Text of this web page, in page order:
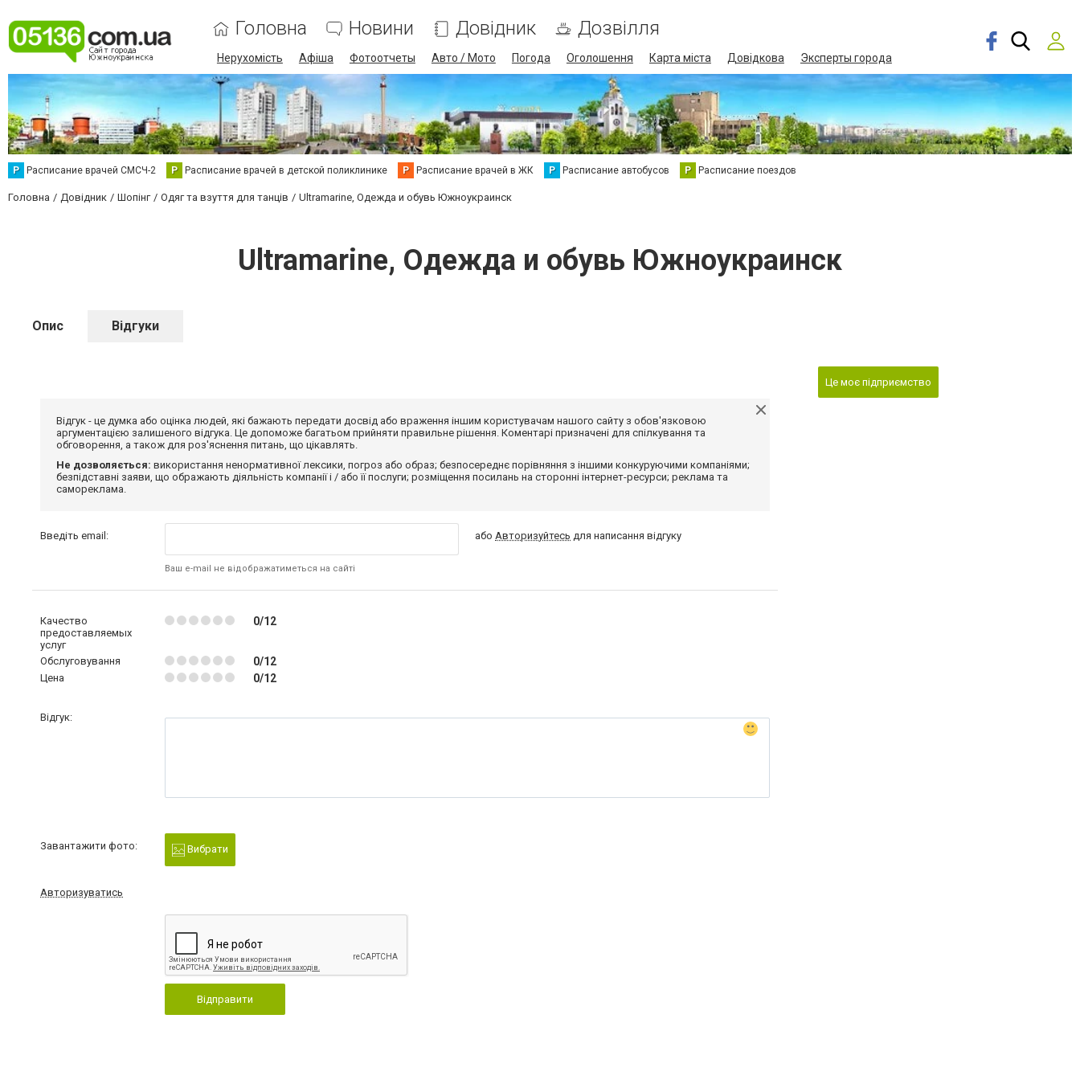
Головна Новини Довідник Дозвілля
Нерухомість Афіша Фотоотчеты Авто / Мото Погода Оголошення Карта міста Довідкова Эксперты города
Р Расписание врачей СМСЧ-2 Р Расписание врачей в детской поликлинике Р Расписание врачей в ЖК Р Расписание автобусов Р Расписание поездов
Головна Довідник Шопінг Одяг та взуття для танців Ultramarine, Одежда и обувь Южноукраинск
Ultramarine, Одежда и обувь Южноукраинск
Опис Відгуки
Відгук - це думка або оцінка людей, які бажають передати досвід або враження іншим користувачам нашого сайту з обов'язковою
аргументацією залишеного відгука. Це допоможе багатьом прийняти правильне рішення. Коментарі призначені для спілкування та
обговорення, а також для роз'яснення питань, що цікавлять.
Не дозволяється: використання ненормативної лексики, погроз або образ; безпосереднє порівняння з іншими конкуруючими компаніями;
безпідставні заяви, що ображають діяльність компанії і / або її послуги; розміщення посилань на сторонні інтернет-ресурси; реклама та
самореклама.
Введіть email:
Ваш e-mail не відображатиметься на сайті
абоАвторизуйтесь для написання відгуку
Качество
предоставляемых
услуг
0/12
Обслуговування 0/12
Цена 0/12
Відгук:
Завантажити фото: Вибрати
Авторизуватись
Відправити
Це моє підприємство